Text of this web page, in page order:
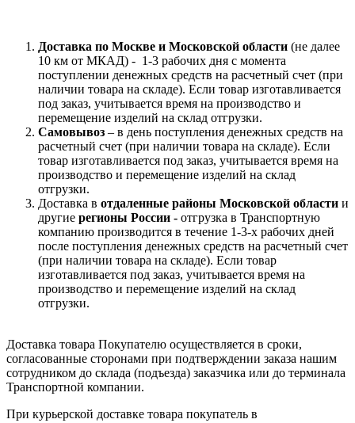
Доставка по Москве и Московской области (не далее
10 км от МКАД) - 1-3 рабочих дня с момента
поступлении денежных средств на расчетный счет (при
наличии товара на складе). Если товар изготавливается
под заказ, учитывается время на производство и
перемещение изделий на склад отгрузки.
Самовывоз – в день поступления денежных средств на
расчетный счет (при наличии товара на складе). Если
товар изготавливается под заказ, учитывается время на
производство и перемещение изделий на склад
отгрузки.
Доставка в отдаленные районы Московской области и
другие регионы России - отгрузка в Транспортную
компанию производится в течение 1-3-х рабочих дней
после поступления денежных средств на расчетный счет
(при наличии товара на складе). Если товар
изготавливается под заказ, учитывается время на
производство и перемещение изделий на склад
отгрузки.
Доставка товара Покупателю осуществляется в сроки,
согласованные сторонами при подтверждении заказа нашим
сотрудником до склада (подъезда) заказчика или до терминала
Транспортной компании.
При курьерской доставке товара покупатель в